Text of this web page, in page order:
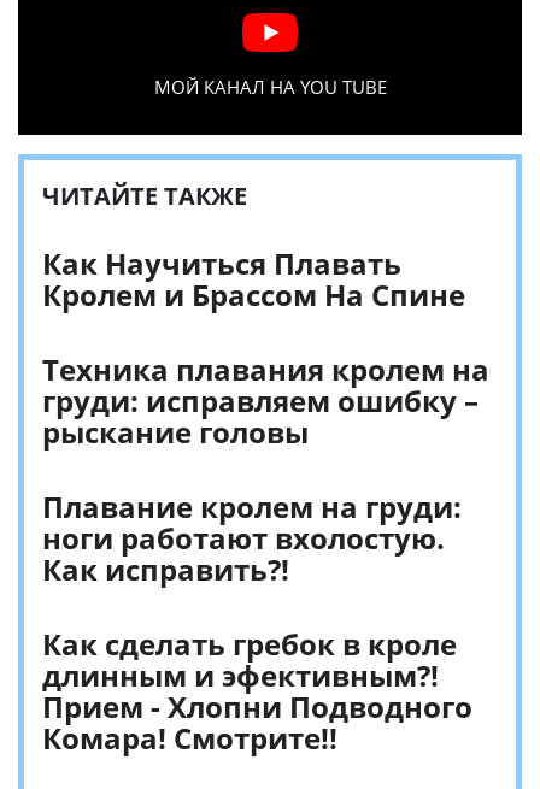
МОЙ КАНАЛ НА YOU TUBE
ЧИТАЙТЕ ТАКЖЕ
Как Научиться Плавать
Кролем и Брассом На Спине
Техника плавания кролем на
груди: исправляем ошибку –
рыскание головы
Плавание кролем на груди:
ноги работают вхолостую.
Как исправить?!
Как сделать гребок в кроле
длинным и эфективным?!
Прием - Хлопни Подводного
Комара! Смотрите!!